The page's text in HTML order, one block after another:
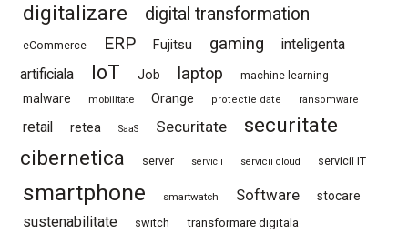
digitalizare digital transformation
eCommerce ERP Fujitsu gaming
inteligenta
artificiala
IoT Job laptop machine learning
malware mobilitate Orange protectie date ransomware
retail retea SaaS Securitate
securitate
cibernetica
server servicii servicii cloud servicii IT
smartphone smartwatch Software stocare
sustenabilitate switch transformare digitala